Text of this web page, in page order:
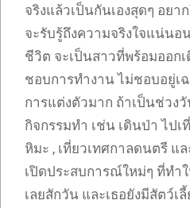
จริงแล้วเป็นกันเองสุดๆ อยา
จะรับรู้ถึงความจริงใจแน่น
ชีวิต จะเป็นสาวที่พร้อมออก
ชอบการทำงาน ไม่ชอบอยู่เ
การแต่งตัวมาก ถ้าเป็นช่วง
กิจกรรมทำ เช่น เดินป่า ไปเ
หิมะ , เที่ยวเทศกาลดนตรี แ
เปิดประสบการณ์ใหม่ๆ ที่ทำ
เลยสักวัน และเธอยังมีสัตว์เ